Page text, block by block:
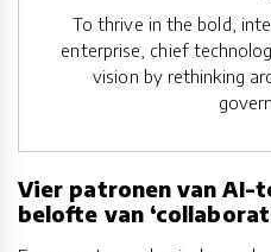
To thrive in the bold,
enterprise, chief
vision by rethinking
Vier patronen van AI-
belofte van